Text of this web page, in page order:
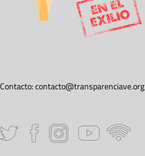
Contacto:contacto@transparenciave.org